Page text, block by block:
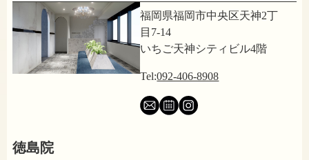
福岡県福岡市中央区天神2丁
目7-14
いちご天神シティビル4階
Tel:092-406-8908
徳島院